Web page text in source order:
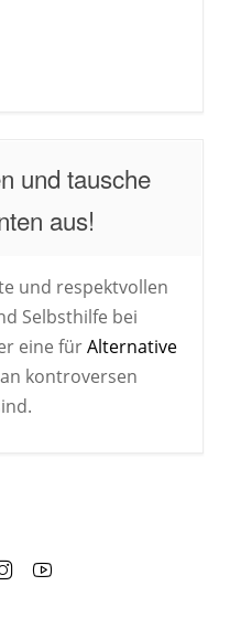
und tausche
aus!
und respektvollen
Selbsthilfe bei
eine fürAlternative
kontroversen